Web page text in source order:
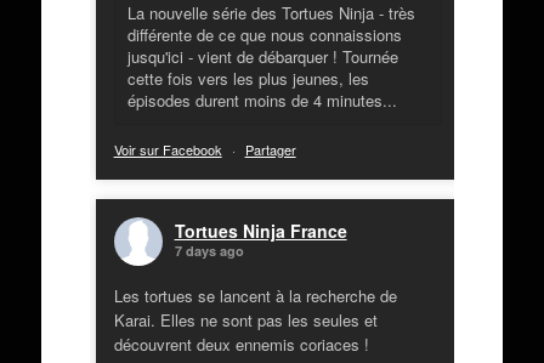
La nouvelle série des Tortues Ninja - très
différente de ce que nous connaissions
jusqu'ici - vient de débarquer ! Tournée
cette fois vers les plus jeunes, les
épisodes durent moins de 4 minutes...
Voir sur Facebook · Partager
Tortues Ninja France
7 days ago
Les tortues se lancent à la recherche de
Karai. Elles ne sont pas les seules et
découvrent deux ennemis coriaces !